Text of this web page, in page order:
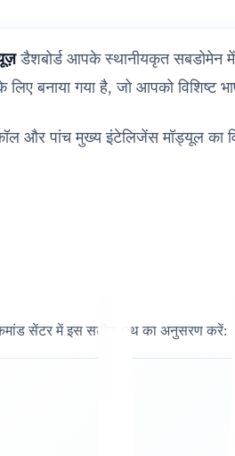
डैशबोर्ड आपके स्थानीयकृत सबडोमेन में
बनाया गया है, जो आपको विशिष्ट
और पांच मुख्य इंटेलिजेंस मॉड्यूल का
सेंटर में इस सटीक पथ का अनुसरण करें: